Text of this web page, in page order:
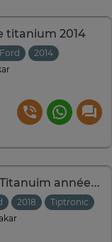
titanium 2014
Ford 2014
Ford escap Titanuim année 2018
2018
Tiptronic